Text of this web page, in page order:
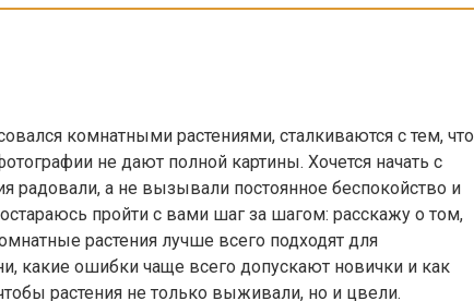
комнатными растениями, сталкиваются с тем, что
не дают полной картины. Хочется начать с
радовали, а не вызывали постоянное беспокойство и
пройти с вами шаг за шагом: расскажу о том,
растения лучше всего подходят для
какие ошибки чаще всего допускают новички и как
растения не только выживали, но и цвели.